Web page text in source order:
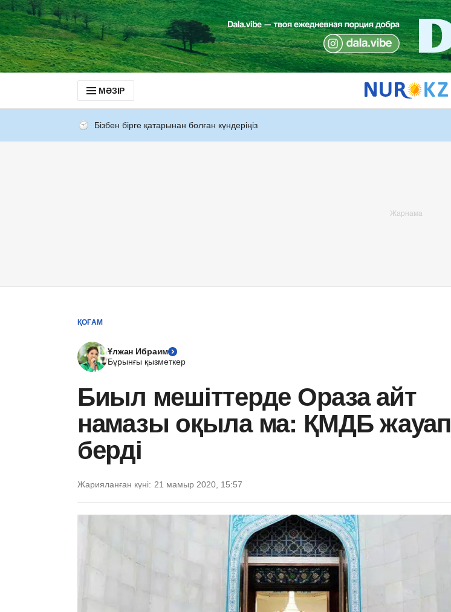
МӘЗІР
Бізбен бірге қатарынан болған күндеріңіз
ҚОҒАМ
Ұлжан Ибраим
Бұрынғы қызметкер
Биыл мешіттерде Ораза айт
намазы оқыла ма: ҚМДБ жауап
берді
Жарияланған күні: 21 мамыр 2020, 15:57